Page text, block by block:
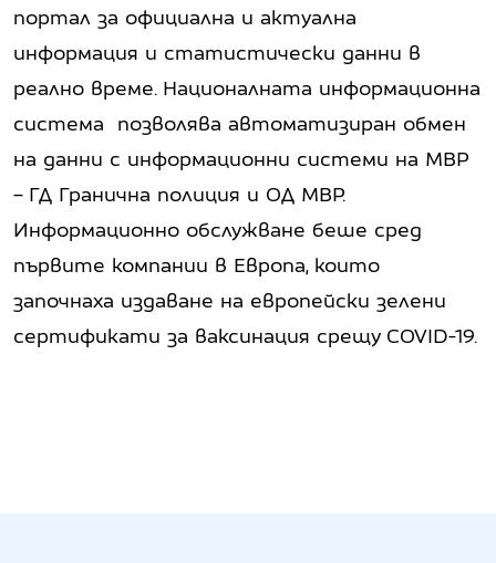
портал за официална и актуална
информация и статистически данни в
реално време. Националната информационна
система позволява автоматизиран обмен
на данни с информационни системи на МВР
– ГД Гранична полиция и ОД МВР.
Информационно обслужване беше сред
първите компании в Европа, които
започнаха издаване на европейски зелени
сертификати за ваксинация срещу COVID-19.